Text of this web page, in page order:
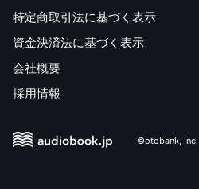
特定商取引法に基づく表示
資金決済法に基づく表示
会社概要
採用情報
©otobank, Inc.